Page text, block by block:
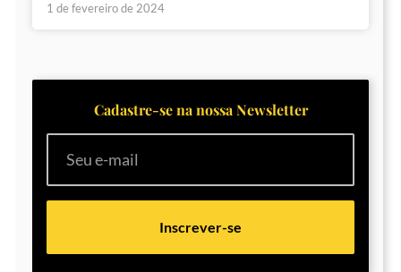
1 de fevereiro de 2024
Cadastre-se na nossa Newsletter
Inscrever-se